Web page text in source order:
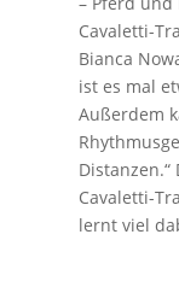
Cavaletti-
Bianca
ist es mal
Außerdem
Cavaletti-
lernt viel